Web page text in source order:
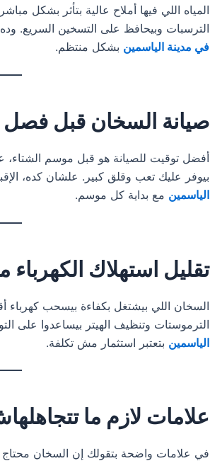
المياه اللي فيها أملاح عالية بتأثر بشكل
الترسبات وبيحافظ على التسخين السريع.
في مدينة الياسمين بشكل منتظم.
صيانة السخان قبل فصل
أفضل توقيت للصيانة هو قبل موسم
بيوفر عليك تعب وقلق كبير. علشان كده،
الياسمين مع بداية كل موسم.
تقليل استهلاك الكهرباء
السخان اللي بيشتغل بكفاءة بيسحب كهرباء
الترموستات وتنظيف الهيتر بيساعدوا على
الياسمين بتعتبر استثمار مش تكلفة.
علامات لازم ما
في علامات واضحة بتقولك إن السخان محتاج